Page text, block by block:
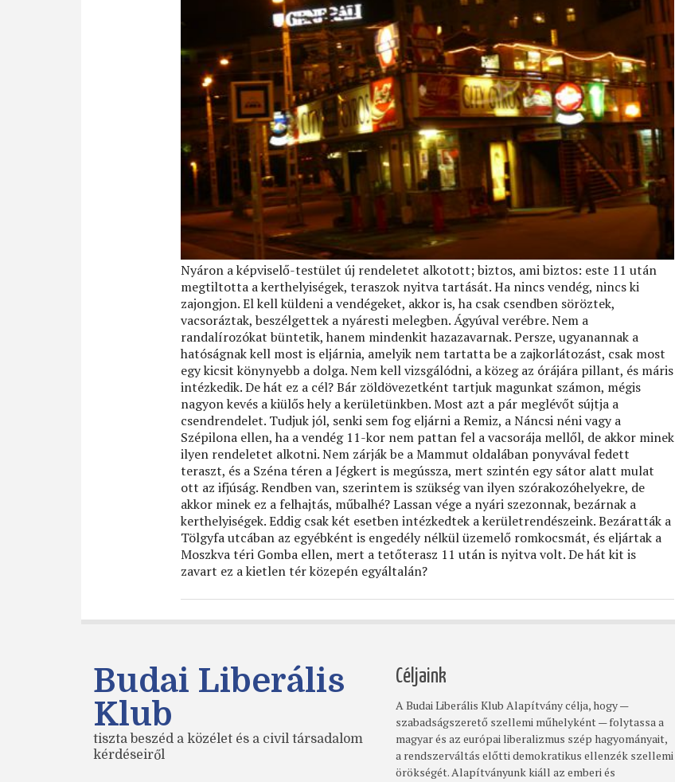
Nyáron a képviselő-testület új rendeletet alkotott; biztos, ami biztos: este 11 után
megtiltotta a kerthelyiségek, teraszok nyitva tartását. Ha nincs vendég, nincs ki
zajongjon. El kell küldeni a vendégeket, akkor is, ha csak csendben söröztek,
vacsoráztak, beszélgettek a nyáresti melegben. Ágyúval verébre. Nem a
randalírozókat büntetik, hanem mindenkit hazazavarnak. Persze, ugyanannak a
hatóságnak kell most is eljárnia, amelyik nem tartatta be a zajkorlátozást, csak most
egy kicsit köny­nyebb a dolga. Nem kell vizsgálódni, a közeg az órájára pillant, és máris
intézkedik. De hát ez a cél? Bár zöldövezetként tartjuk magunkat számon, mégis
nagyon kevés a kiülős hely a kerületünkben. Most azt a pár meglévőt sújtja a
csendrendelet. Tudjuk jól, senki sem fog eljárni a Remiz, a Náncsi néni vagy a
Szépilona ellen, ha a vendég 11-kor nem pattan fel a vacsorája mellől, de akkor minek
ilyen rendeletet alkotni. Nem zárják be a Mammut oldalában ponyvával fedett
teraszt, és a Széna téren a Jégkert is megússza, mert szintén egy sátor alatt mulat
ott az ifjúság. Rendben van, szerintem is szükség van ilyen szórakozóhelyekre, de
akkor minek ez a felhajtás, műbalhé? Lassan vége a nyári szezonnak, bezárnak a
kerthelyiségek. Eddig csak két esetben intézkedtek a kerületrendészeink. Bezáratták a
Tölgyfa utcában az egyébként is engedély nélkül üzemelő romkocsmát, és eljártak a
Moszkva téri Gomba ellen, mert a tetőterasz 11 után is nyitva volt. De hát kit is
zavart ez a kietlen tér közepén egyáltalán?
Budai Liberális
Klub
tiszta beszéd a közélet és a civil társadalom
kérdéseiről
Céljaink
A Budai Liberális Klub Alapítvány célja, hogy —
szabadságszerető szellemi műhelyként — folytassa a
magyar és az európai liberalizmus szép hagyományait,
a rendszerváltás előtti demokratikus ellenzék szellemi
örökségét. Alapítványunk kiáll az emberi és